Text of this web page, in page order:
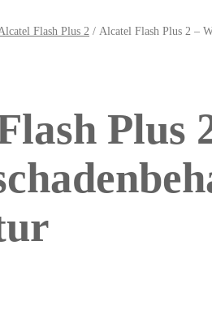
Flash Plus 2 / Alcatel Flash Plus 2 –
Plus